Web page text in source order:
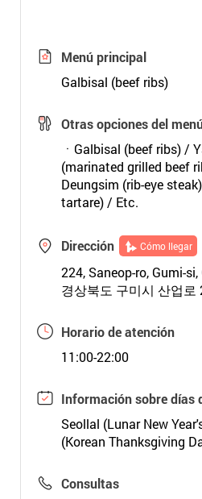
Menú principal
Galbisal (beef ribs)
Otras opciones del
ㆍGalbisal (beef ribs) /
(marinated grilled beef
Deungsim (rib-eye
tartare) / Etc.
Dirección Cómo llegar
224, Saneop-ro, Gumi-
경상북도 구미시 산업로
Horario de atención
11:00-22:00
Información sobre días
Seollal (Lunar New
(Korean Thanksgiving
Consultas